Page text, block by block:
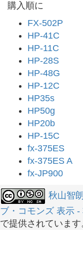
購入順に
FX-502P
HP-41C
HP-11C
HP-28S
HP-48G
HP-12C
HP35s
HP50g
HP20b
HP-15C
fx-375ES
fx-375ES A
fx-JP900
秋山智朗
ブ・コモンズ 表示
で提供されています